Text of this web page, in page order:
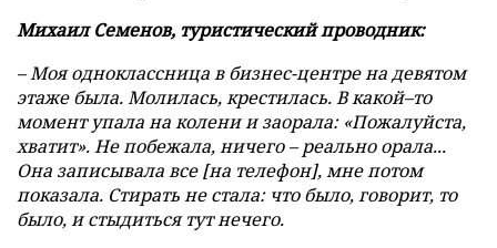
Михаил Семенов, туристический проводник:
– Моя одноклассница в бизнес-центре на девятом
этаже была. Молилась, крестилась. В какой–то
момент упала на колени и заорала: «Пожалуйста,
хватит». Не побежала, ничего – реально орала...
Она записывала все [на телефон], мне потом
показала. Стирать не стала: что было, говорит, то
было, и стыдиться тут нечего.